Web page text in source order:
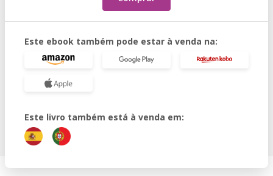
Este ebook também pode estar à venda na:
Este livro também está à venda em: